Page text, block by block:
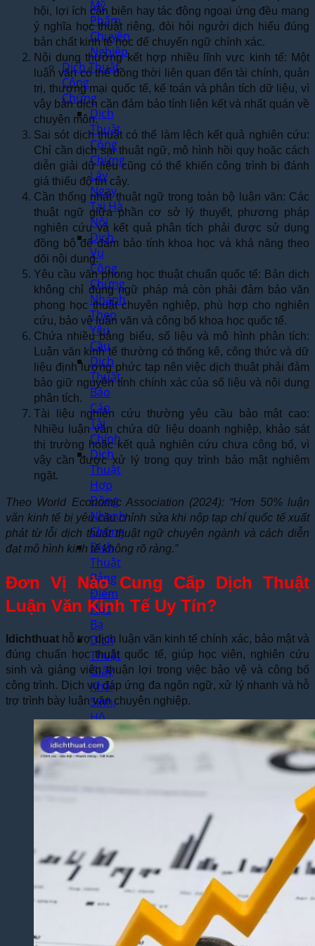
Mỹ
Phẩm
Chuyên
Nghiệp
Dịch Thuật
Công
Chứng
Dịch
Thuật
Công
Chứng
Lấy
Ngay
Tại Hà
Nội
Dịch
Vụ
Công
Chứng
Nhanh
Theo
Yêu
Cầu
Dịch
Thuật
Báo
Cáo
Tài
Chính
Dịch
Thuật
Hợp
Đồng
Nhanh
Chóng
Dịch
Thuật
Bảng
Điểm
Học
Bạ
Dịch
Thuật
Giấy
Khai
Sinh,
Hộ
Khẩu
Dịch Thuật
Dịch
Dịch
Thuật
Tiếng
Trung
hội, lợi ích cận biên hay tác động ngoại ứng đều mang
ý nghĩa học thuật riêng, đòi hỏi người dịch hiểu đúng
bản chất kinh tế học để chuyển ngữ chính xác.
Nội dung thường kết hợp nhiều lĩnh vực kinh tế: Một
luận văn có thể đồng thời liên quan đến tài chính, quản
trị, thương mại quốc tế, kế toán và phân tích dữ liệu, vì
vậy bản dịch cần đảm bảo tính liên kết và nhất quán về
chuyên môn.
Sai sót dịch thuật có thể làm lệch kết quả nghiên cứu:
Chỉ cần dịch sai thuật ngữ, mô hình hồi quy hoặc cách
diễn giải dữ liệu cũng có thể khiến công trình bị đánh
giá thiếu độ tin cậy.
Cần thống nhất thuật ngữ trong toàn bộ luận văn: Các
thuật ngữ giữa phần cơ sở lý thuyết, phương pháp
nghiên cứu và kết quả phân tích phải được sử dụng
đồng bộ để đảm bảo tính khoa học và khả năng theo
dõi nội dung.
Yêu cầu văn phong học thuật chuẩn quốc tế: Bản dịch
không chỉ đúng ngữ pháp mà còn phải đảm bảo văn
phong học thuật chuyên nghiệp, phù hợp cho nghiên
cứu, bảo vệ luận văn và công bố khoa học quốc tế.
Chứa nhiều bảng biểu, số liệu và mô hình phân tích:
Luận văn kinh tế thường có thống kê, công thức và dữ
liệu định lượng phức tạp nên việc dịch thuật phải đảm
bảo giữ nguyên tính chính xác của số liệu và nội dung
phân tích.
Tài liệu nghiên cứu thường yêu cầu bảo mật cao:
Nhiều luận văn chứa dữ liệu doanh nghiệp, khảo sát
thị trường hoặc kết quả nghiên cứu chưa công bố, vì
vậy cần được xử lý trong quy trình bảo mật nghiêm
ngặt.
Theo World Economic Association (2024): “Hơn 50% luận
văn kinh tế bị yêu cầu chỉnh sửa khi nộp tạp chí quốc tế xuất
phát từ lỗi dịch thuật thuật ngữ chuyên ngành và cách diễn
đạt mô hình kinh tế không rõ ràng.”
Đơn Vị Nào Cung Cấp Dịch Thuật
Luận Văn Kinh Tế Uy Tín?
Idichthuat hỗ trợ dịch luận văn kinh tế chính xác, bảo mật và
đúng chuẩn học thuật quốc tế, giúp học viên, nghiên cứu
sinh và giảng viên thuận lợi trong việc bảo vệ và công bố
công trình. Dịch vụ đáp ứng đa ngôn ngữ, xử lý nhanh và hỗ
trợ trình bày luận văn chuyên nghiệp.